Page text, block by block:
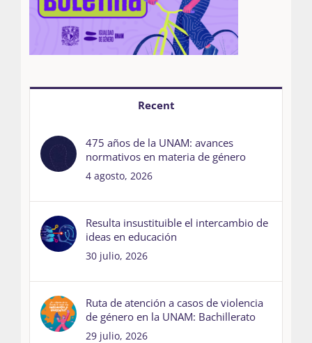
Recent
475 años de la UNAM: avances
normativos en materia de género
4 agosto, 2026
Resulta insustituible el intercambio de
ideas en educación
30 julio, 2026
Ruta de atención a casos de violencia
de género en la UNAM: Bachillerato
29 julio, 2026